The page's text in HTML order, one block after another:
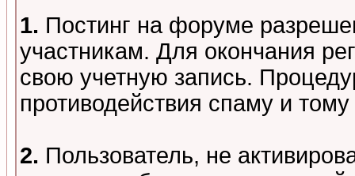
1. Постинг на форуме
участникам. Для окончания
свою учетную запись.
противодействия спаму и
2. Пользователь, не